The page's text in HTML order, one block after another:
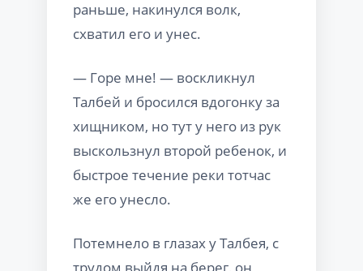
раньше, накинулся волк,
схватил его и унес.
— Горе мне! — воскликнул
Талбей и бросился вдогонку за
хищником, но тут у него из рук
выскользнул второй ребенок, и
быстрое течение реки тотчас
же его унесло.
Потемнело в глазах у Талбея, с
трудом выйдя на берег, он